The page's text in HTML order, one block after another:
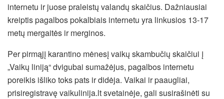
internetu ir juose praleistų valandų skaičius. Dažniausiai
kreiptis pagalbos pokalbiais internetu yra linkusios 13-17
metų mergaitės ir merginos.
Per pirmąjį karantino mėnesį vaikų skambučių skaičiui į
„Vaikų liniją“ dvigubai sumažėjus, pagalbos internetu
poreikis išliko toks pats ir didėja. Vaikai ir paaugliai,
prisiregistravę vaikulinija.lt svetainėje, gali susirašinėti su